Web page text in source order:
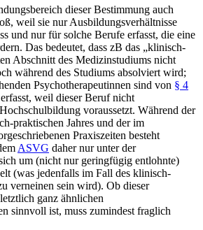
dieser Bestimmung auch
weil sie nur Ausbildungsverhältnisse
und nur für solche Berufe erfasst, die eine
. Das bedeutet, dass zB das „klinisch-
Abschnitt des Medizinstudiums nicht
während des Studiums absolviert wird;
Psychotherapeutinnen sind von § 4
weil dieser Beruf nicht
voraussetzt. Während der
praktischen Jahres und der im
Praxiszeiten besteht
ASVG daher nur unter der
um (nicht nur geringfügig entlohnte)
(was jedenfalls im Fall des klinisch-
verneinen sein wird). Ob dieser
ganz ähnlichen
sinnvoll ist, muss zumindest fraglich